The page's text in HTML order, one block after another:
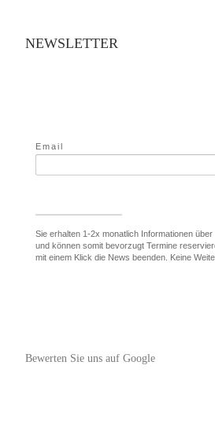
NEWSLETTER
Email
Sie erhalten 1-2x monatlich Informationen
und können somit bevorzugt Termine
mit einem Klick die News beenden. Keine
Bewerten Sie uns auf Google